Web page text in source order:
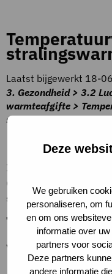
Deze
We gebruiken
personaliseren, om
en om ons
informatie over
partners voor
Deze partners
andere informatie
Laatst bijgewerkt 18-
3. Gezondheid > 3.2
warmteafgifte >
stralingswarmte
In verblijfsruimtes is
(aanvoertemperatuur
stralingswarmte
Toelichting
Voorbeelden: